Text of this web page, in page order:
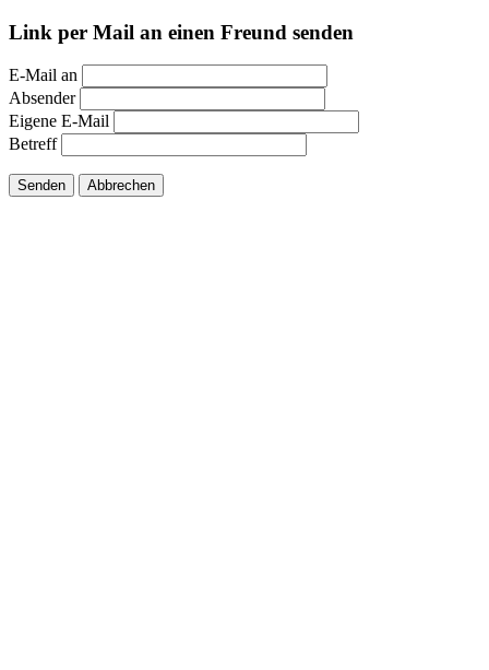
Link per Mail an einen Freund senden
E-Mail an
Absender
Eigene E-Mail
Betreff